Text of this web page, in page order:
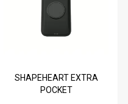
SHAPEHEART EXTRA
POCKET